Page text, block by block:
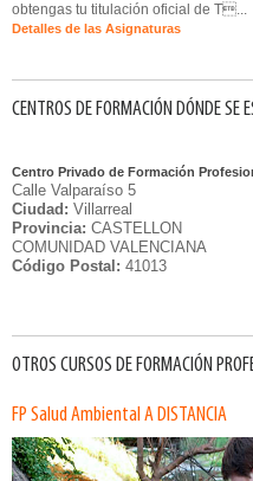
obtengas tu titulación oficial de T...
Detalles de las Asignaturas
CENTROS DE FORMACIÓN DÓNDE SE
Centro Privado de Formación
Calle Valparaíso 5
Ciudad: Villarreal
Provincia: CASTELLON
COMUNIDAD VALENCIANA
Código Postal: 41013
OTROS CURSOS DE FORMACIÓN
FP Salud Ambiental A DISTANCIA